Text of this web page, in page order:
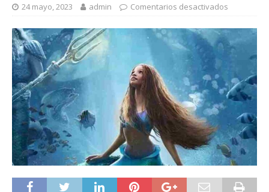
24 mayo, 2023 admin Comentarios desactivados